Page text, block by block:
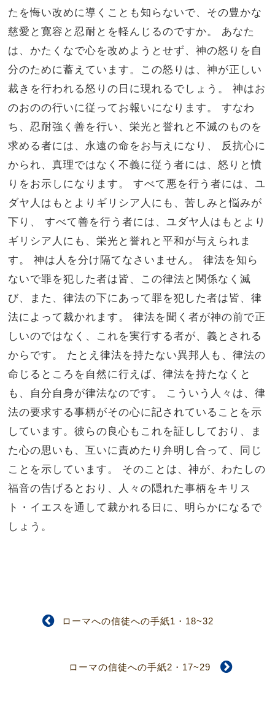
たを悔い改めに導くことも知らないで、その豊かな
慈愛と寛容と忍耐とを軽んじるのですか。 あなた
は、かたくなで心を改めようとせず、神の怒りを自
分のために蓄えています。この怒りは、神が正しい
裁きを行われる怒りの日に現れるでしょう。 神はお
のおのの行いに従ってお報いになります。 すなわ
ち、忍耐強く善を行い、栄光と誉れと不滅のものを
求める者には、永遠の命をお与えになり、 反抗心に
かられ、真理ではなく不義に従う者には、怒りと憤
りをお示しになります。 すべて悪を行う者には、ユ
ダヤ人はもとよりギリシア人にも、苦しみと悩みが
下り、 すべて善を行う者には、ユダヤ人はもとより
ギリシア人にも、栄光と誉れと平和が与えられま
す。 神は人を分け隔てなさいません。 律法を知ら
ないで罪を犯した者は皆、この律法と関係なく滅
び、また、律法の下にあって罪を犯した者は皆、律
法によって裁かれます。 律法を聞く者が神の前で正
しいのではなく、これを実行する者が、義とされる
からです。 たとえ律法を持たない異邦人も、律法の
命じるところを自然に行えば、律法を持たなくと
も、自分自身が律法なのです。 こういう人々は、律
法の要求する事柄がその心に記されていることを示
しています。彼らの良心もこれを証ししており、ま
た心の思いも、互いに責めたり弁明し合って、同じ
ことを示しています。 そのことは、神が、わたしの
福音の告げるとおり、人々の隠れた事柄をキリス
ト・イエスを通して裁かれる日に、明らかになるで
しょう。
ローマへの信徒への手紙1・18~32
ローマの信徒への手紙2・17~29